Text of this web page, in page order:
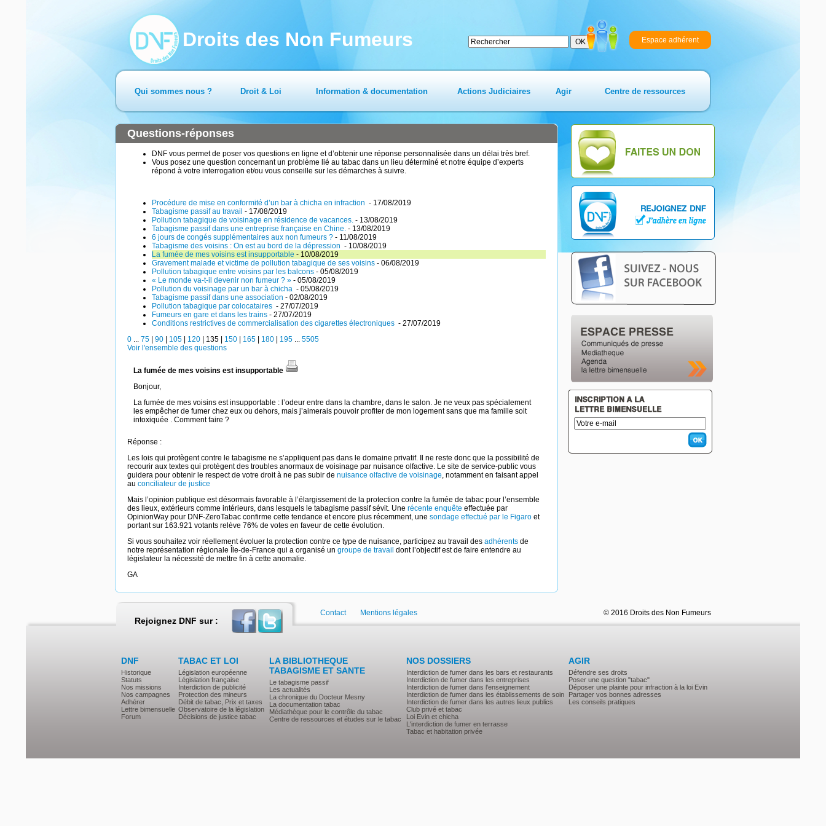
Droits des Non Fumeurs Espace adhérent
Qui sommes nous ? Droit & Loi Information & documentation Actions Judiciaires Agir Centre de ressources
DNF vous permet de poser vos questions en ligne et d’obtenir une réponse personnalisée dans un délai très bref.
Vous posez une question concernant un problème lié au tabac dans un lieu déterminé et notre équipe d’experts
répond à votre interrogation et/ou vous conseille sur les démarches à suivre.
Questions-réponses
Procédure de mise en conformité d’un bar à chicha en infraction - 17/08/2019
Tabagisme passif au travail - 17/08/2019
Pollution tabagique de voisinage en résidence de vacances. - 13/08/2019
Tabagisme passif dans une entreprise française en Chine. - 13/08/2019
6 jours de congés supplémentaires aux non fumeurs ? - 11/08/2019
Tabagisme des voisins : On est au bord de la dépression - 10/08/2019
La fumée de mes voisins est insupportable - 10/08/2019
Gravement malade et victime de pollution tabagique de ses voisins - 06/08/2019
Pollution tabagique entre voisins par les balcons - 05/08/2019
« Le monde va-t-il devenir non fumeur ? » - 05/08/2019
Pollution du voisinage par un bar à chicha - 05/08/2019
Tabagisme passif dans une association - 02/08/2019
Pollution tabagique par colocataires - 27/07/2019
Fumeurs en gare et dans les trains - 27/07/2019
Conditions restrictives de commercialisation des cigarettes électroniques - 27/07/2019
0 ... 75 90 105 120 135 150 165 180 195 ... 5505
Voir l'ensemble des questions
La fumée de mes voisins est insupportable
Bonjour,
La fumée de mes voisins est insupportable : l’odeur entre dans la chambre, dans le salon. Je ne veux pas spécialement
les empêcher de fumer chez eux ou dehors, mais j’aimerais pouvoir profiter de mon logement sans que ma famille soit
intoxiquée . Comment faire ?
Réponse :
Les lois qui protègent contre le tabagisme ne s’appliquent pas dans le domaine privatif. Il ne reste donc que la possibilité de
recourir aux textes qui protègent des troubles anormaux de voisinage par nuisance olfactive. Le site de service-public vous
guidera pour obtenir le respect de votre droit à ne pas subir de nuisance olfactive de voisinage, notamment en faisant appel
au conciliateur de justice
Mais l’opinion publique est désormais favorable à l’élargissement de la protection contre la fumée de tabac pour l’ensemble
des lieux, extérieurs comme intérieurs, dans lesquels le tabagisme passif sévit. Une récente enquête effectuée par
OpinionWay pour DNF-ZeroTabac confirme cette tendance et encore plus récemment, une sondage effectué par le Figaro et
portant sur 163.921 votants relève 76% de votes en faveur de cette évolution.
Si vous souhaitez voir réellement évoluer la protection contre ce type de nuisance, participez au travail des adhérents de
notre représentation régionale Île-de-France qui a organisé un groupe de travail dont l’objectif est de faire entendre au
législateur la nécessité de mettre fin à cette anomalie.
GA
Rejoignez DNF sur :
DNF
Historique
Statuts
Nos missions
Nos campagnes
Adhérer
Lettre bimensuelle
Forum
TABAC ET LOI
Législation européenne
Législation française
Interdiction de publicité
Protection des mineurs
Débit de tabac, Prix et taxes
Observatoire de la législation
Décisions de justice tabac
LA BIBLIOTHEQUE
TABAGISME ET SANTE
Le tabagisme passif
Les actualités
La chronique du Docteur Mesny
La documentation tabac
Médiathèque pour le contrôle du tabac
Centre de ressources et études sur le tabac
NOS DOSSIERS
Interdiction de fumer dans les bars et restaurants
Interdiction de fumer dans les entreprises
Interdiction de fumer dans l'enseignement
Interdiction de fumer dans les établissements de soin
Interdiction de fumer dans les autres lieux publics
Club privé et tabac
Loi Evin et chicha
L'interdiction de fumer en terrasse
Tabac et habitation privée
AGIR
Défendre ses droits
Poser une question "tabac"
Déposer une plainte pour infraction à la loi Evin
Partager vos bonnes adresses
Les conseils pratiques
Contact Mentions légales © 2016 Droits des Non Fumeurs